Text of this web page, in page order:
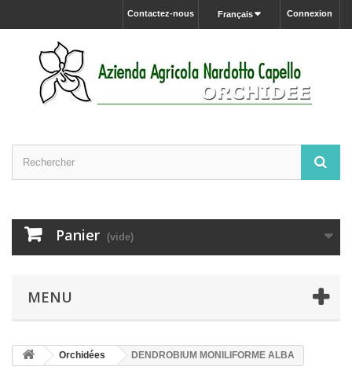
Connexion
Français
Contactez-nous
Panier (vide)
MENU
Orchidées DENDROBIUM MONILIFORME ALBA